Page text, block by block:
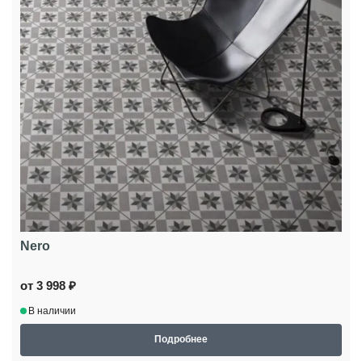
Nero
от 3 998 ₽
В наличии
Подробнее